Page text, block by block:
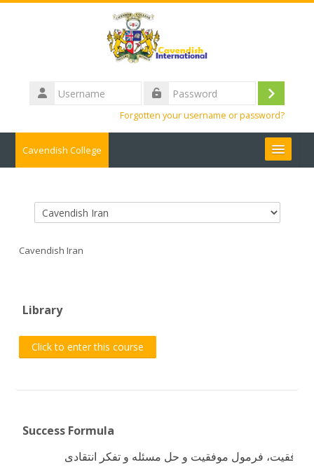
Username
Log
Forgotten your username or password?
Cavendish College
courses
Course categories
Cavendish Iran
Library
Click to enter this course
Success Formula